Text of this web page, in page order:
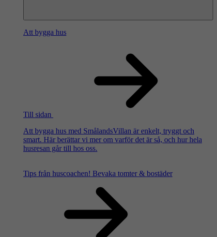
Att bygga hus
Till sidan
Att bygga hus med SmålandsVillan är enkelt, tryggt och
smart. Här berättar vi mer om varför det är så, och hur hela
husresan går till hos oss.
Tips från huscoachen! Bevaka tomter & bostäder